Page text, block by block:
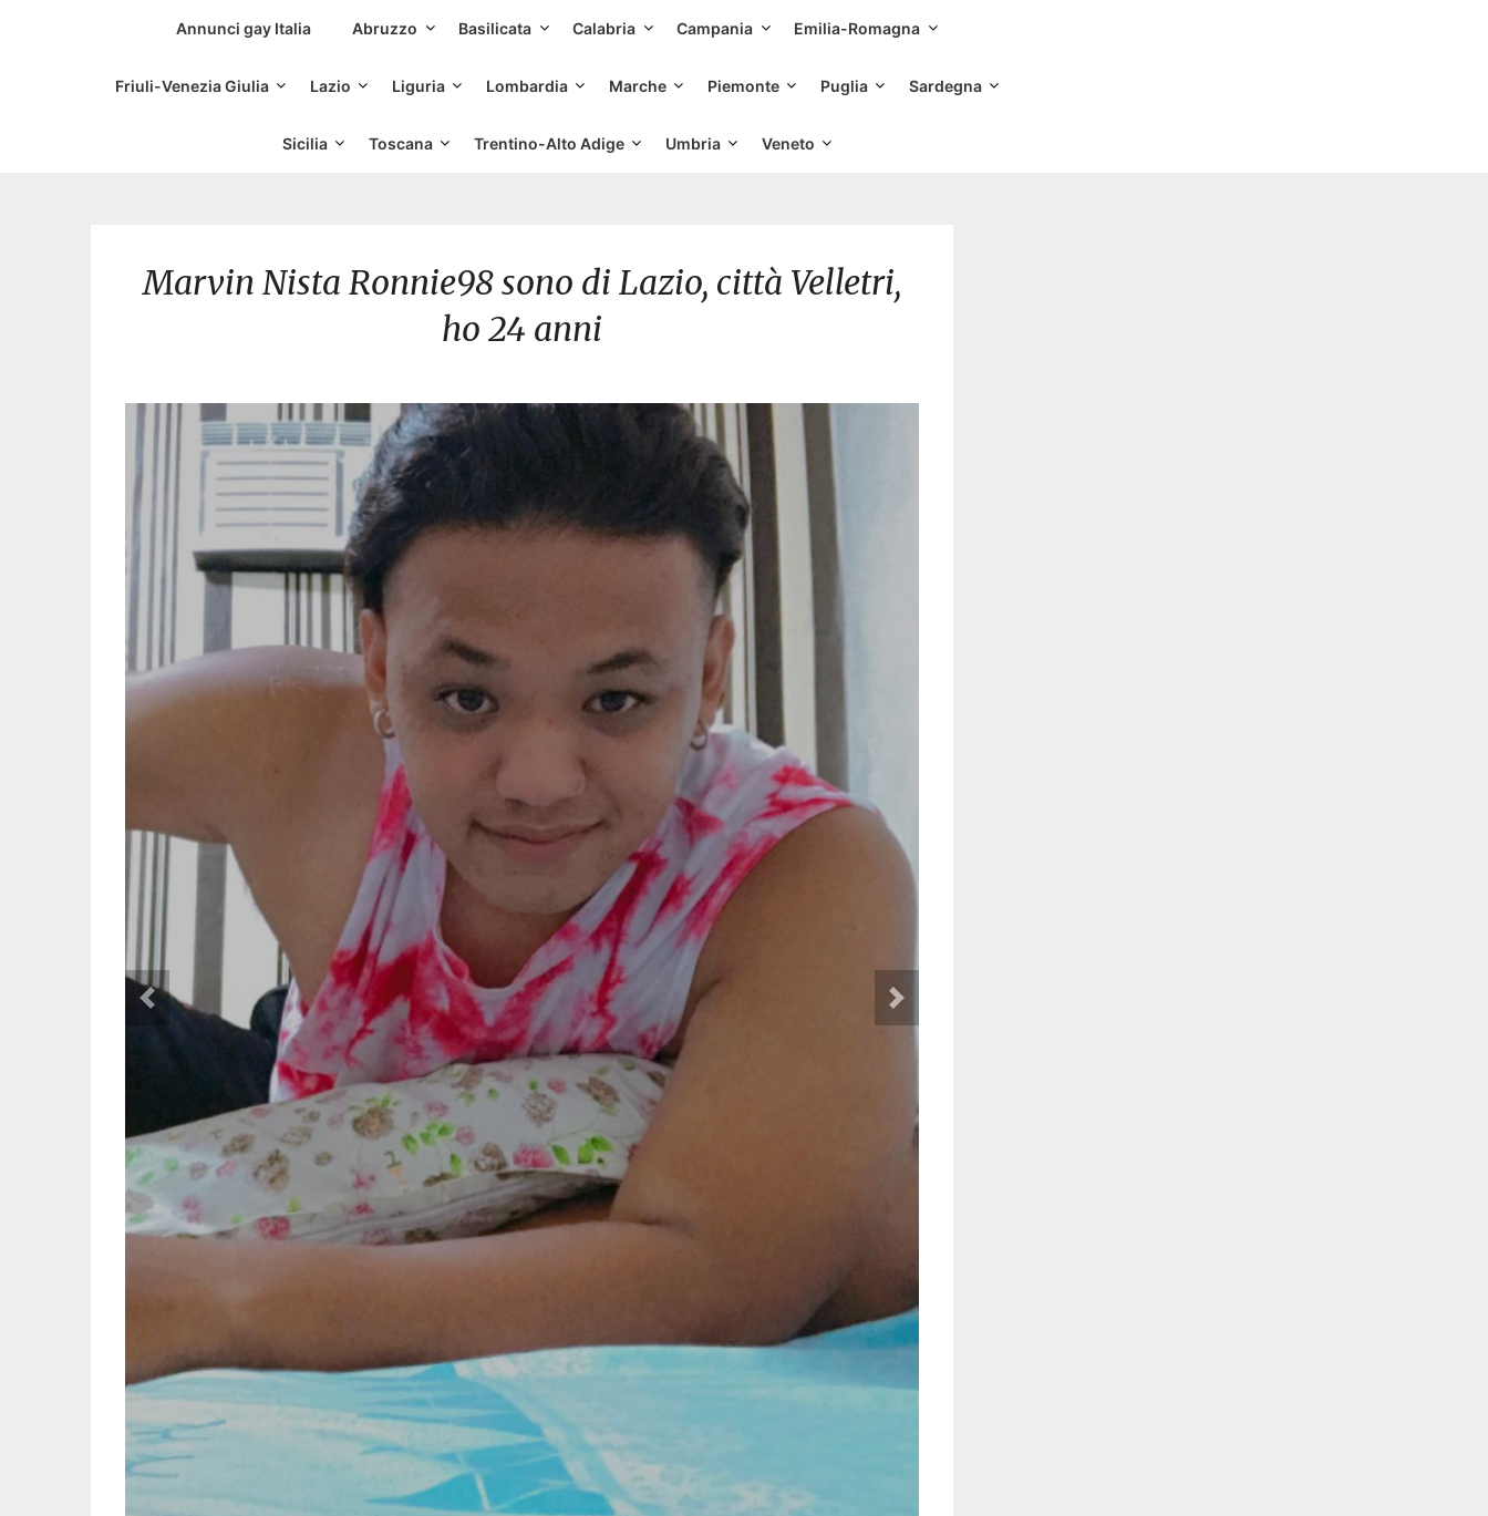
Siti Incontri Gay
Annunci gay Italia Abruzzo Basilicata Calabria Campania Emilia-Romagna
Friuli-Venezia Giulia Lazio Liguria Lombardia Marche Piemonte Puglia Sardegna
Sicilia Toscana Trentino-Alto Adige Umbria Veneto
Marvin Nista Ronnie98 sono di Lazio, città Velletri,
ho 24 anni